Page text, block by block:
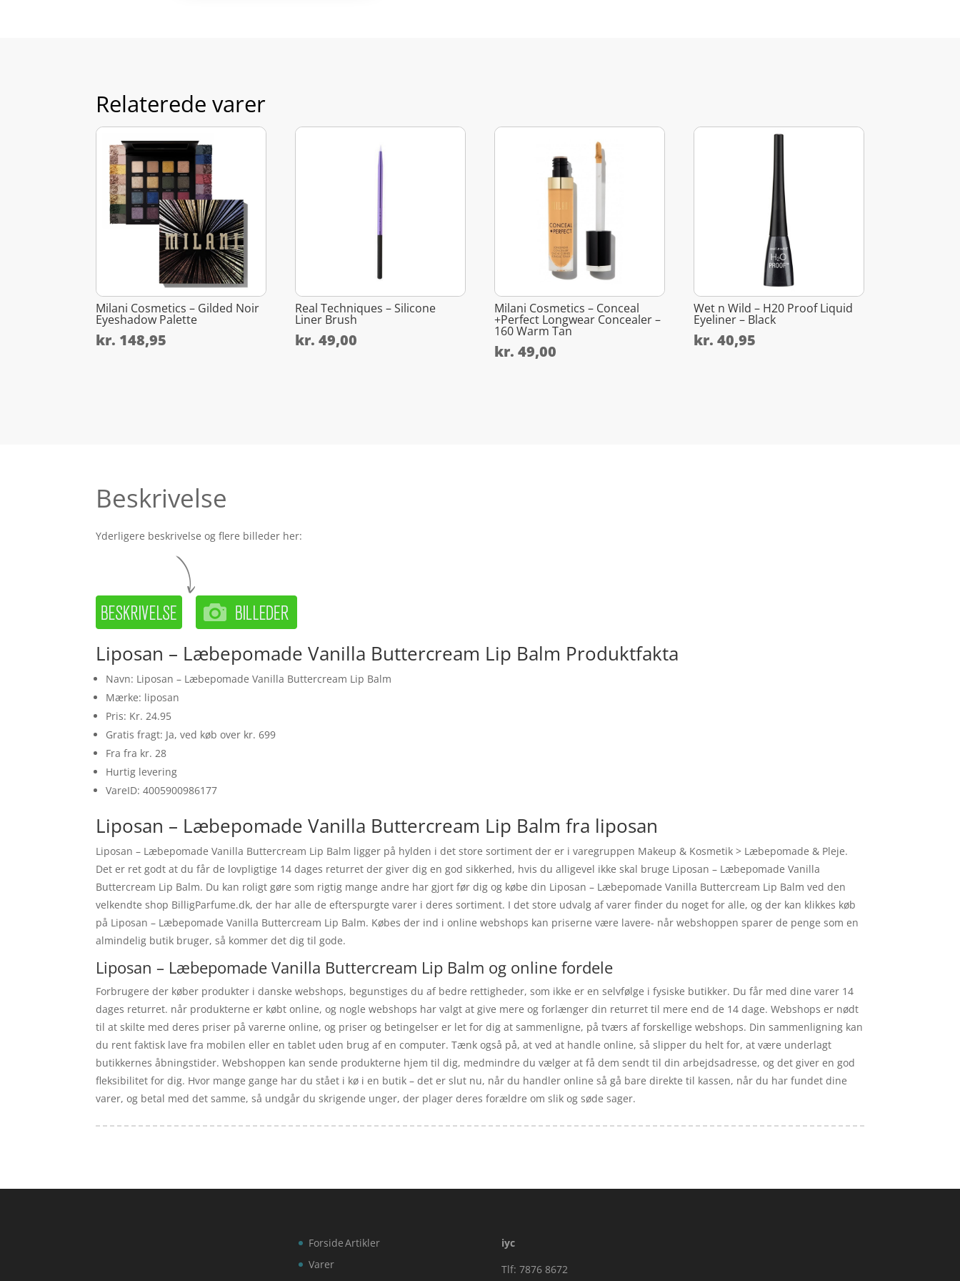
Relaterede varer
Milani Cosmetics – Gilded Noir
Eyeshadow Palette
kr. 148,95
Real Techniques – Silicone
Liner Brush
kr. 49,00
Milani Cosmetics – Conceal
+Perfect Longwear Concealer –
160 Warm Tan
kr. 49,00
Wet n Wild – H20 Proof Liquid
Eyeliner – Black
kr. 40,95
Beskrivelse
Yderligere beskrivelse og flere billeder her:
Liposan – Læbepomade Vanilla Buttercream Lip Balm Produktfakta
Navn: Liposan – Læbepomade Vanilla Buttercream Lip Balm
Mærke: liposan
Pris: Kr. 24.95
Gratis fragt: Ja, ved køb over kr. 699
Fra fra kr. 28
Hurtig levering
VareID: 4005900986177
Liposan – Læbepomade Vanilla Buttercream Lip Balm fra liposan
Liposan – Læbepomade Vanilla Buttercream Lip Balm ligger på hylden i det store sortiment der er i varegruppen Makeup & Kosmetik > Læbepomade & Pleje.
Det er ret godt at du får de lovpligtige 14 dages returret der giver dig en god sikkerhed, hvis du alligevel ikke skal bruge Liposan – Læbepomade Vanilla
Buttercream Lip Balm. Du kan roligt gøre som rigtig mange andre har gjort før dig og købe din Liposan – Læbepomade Vanilla Buttercream Lip Balm ved den
velkendte shop BilligParfume.dk, der har alle de efterspurgte varer i deres sortiment. I det store udvalg af varer finder du noget for alle, og der kan klikkes køb
på Liposan – Læbepomade Vanilla Buttercream Lip Balm. Købes der ind i online webshops kan priserne være lavere- når webshoppen sparer de penge som en
almindelig butik bruger, så kommer det dig til gode.
Liposan – Læbepomade Vanilla Buttercream Lip Balm og online fordele
Forbrugere der køber produkter i danske webshops, begunstiges du af bedre rettigheder, som ikke er en selvfølge i fysiske butikker. Du får med dine varer 14
dages returret. når produkterne er købt online, og nogle webshops har valgt at give mere og forlænger din returret til mere end de 14 dage. Webshops er nødt
til at skilte med deres priser på varerne online, og priser og betingelser er let for dig at sammenligne, på tværs af forskellige webshops. Din sammenligning kan
du rent faktisk lave fra mobilen eller en tablet uden brug af en computer. Tænk også på, at ved at handle online, så slipper du helt for, at være underlagt
butikkernes åbningstider. Webshoppen kan sende produkterne hjem til dig, medmindre du vælger at få dem sendt til din arbejdsadresse, og det giver en god
fleksibilitet for dig. Hvor mange gange har du stået i kø i en butik – det er slut nu, når du handler online så gå bare direkte til kassen, når du har fundet dine
varer, og betal med det samme, så undgår du skrigende unger, der plager deres forældre om slik og søde sager.
Forside
Varer
Artikler
iyc
Tlf: 7876 8672